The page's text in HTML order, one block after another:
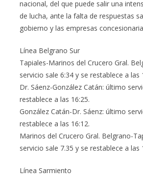
nacional, del que puede salir una
de lucha, ante la falta de respuestas
gobierno y las empresas
Línea Belgrano Sur
Tapiales-Marinos del Crucero Gral.
servicio sale 6:34 y se restablece a las
Dr. Sáenz-González Catán: último
restablece a las 16:25.
González Catán-Dr. Sáenz: último
restablece a las 16:12.
Marinos del Crucero Gral. Belgrano-
servicio sale 7.35 y se restablece a las
Línea Sarmiento